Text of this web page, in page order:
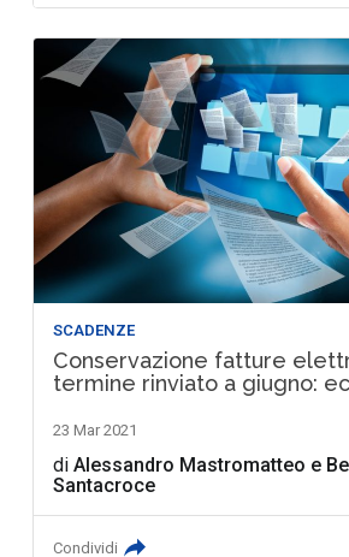
SCADENZE
Conservazione fatture
termine rinviato a giugno:
23 Mar 2021
diAlessandro Mastromatteo e
Santacroce
Condividi